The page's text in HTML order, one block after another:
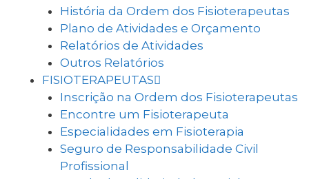
História da Ordem dos Fisioterapeutas
Plano de Atividades e Orçamento
Relatórios de Atividades
Outros Relatórios
FISIOTERAPEUTAS
Inscrição na Ordem dos Fisioterapeutas
Encontre um Fisioterapeuta
Especialidades em Fisioterapia
Seguro de Responsabilidade Civil
Profissional